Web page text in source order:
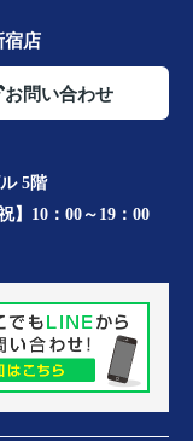
店
お問い合わせ
5階
】10：00～19：00